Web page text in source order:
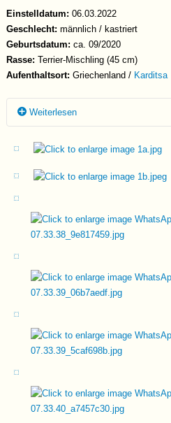
Einstelldatum:06.03.2022
Geschlecht: männlich / kastriert
Geburtsdatum: ca. 09/2020
Rasse:Terrier-Mischling (45 cm)
Aufenthaltsort:Griechenland / Karditsa
Weiterlesen
Bruno wurde als Welpe bei einem
Polizei musste der Mann den Hund
zunächst zu der Studentin. Leider
Studiums nicht dauerhaft behalten,
sein freundliches Wesen bewahrt
gegenüber Menschen. Aktuell lebt
Tierschützerin Pepi und wartet
eigenes Zuhause zu finden, in dem
liebevolle Führung erfahren darf.
Charakter & Persönlichkeit
Bruno ist ein agiler,
lebenslustiger kleiner Rüde, der die